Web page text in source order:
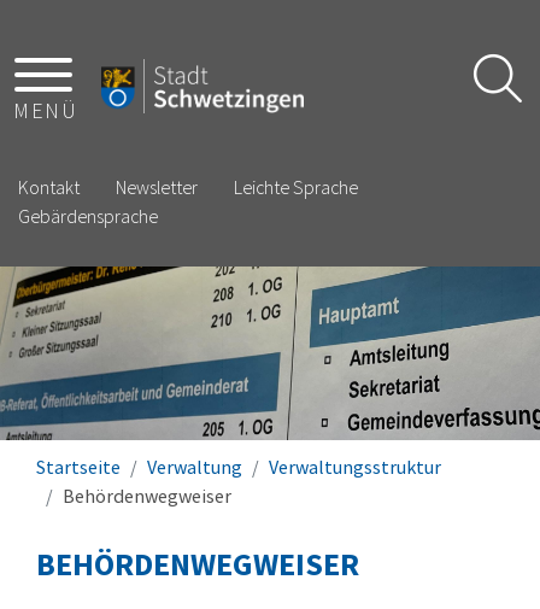
MENÜ
Kontakt Newsletter
Leichte Sprache
Gebärdensprache
Startseite Verwaltung
Verwaltungsstruktur
Behördenwegweiser
BEHÖRDENWEGWEISER